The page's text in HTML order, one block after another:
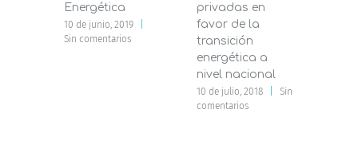
Energética
10 de junio, 2019
Sin comentarios
privadas en
favor de la
transición
energética a
nivel nacional
10 de julio, 2018
Sin
comentarios